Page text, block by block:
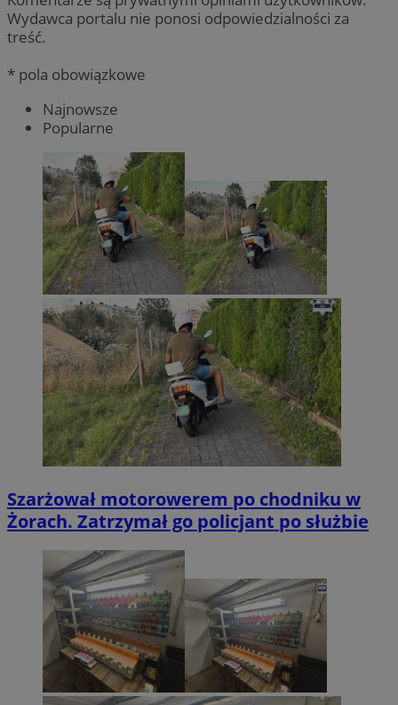
Wydawca portalu nie ponosi odpowiedzialności za
treść.
* pola obowiązkowe
Najnowsze
Popularne
Szarżował motorowerem po chodniku w
Żorach. Zatrzymał go policjant po służbie